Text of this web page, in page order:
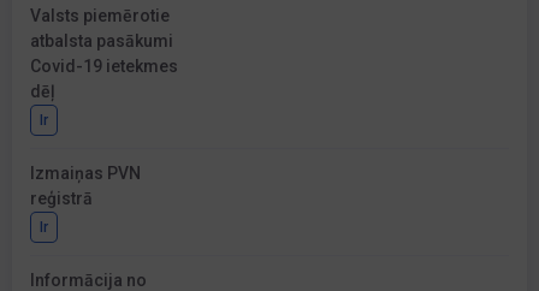
Valsts piemērotie
atbalsta pasākumi
Covid-19 ietekmes
dēļ
Ir
Izmaiņas PVN
reģistrā
Ir
Informācija no